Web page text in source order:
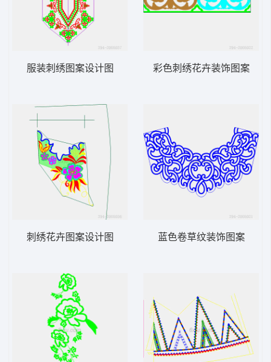
服装刺绣图案设计图
刺绣花卉图案设计图
彩色刺绣花卉装饰图案
蓝色卷草纹装饰图案